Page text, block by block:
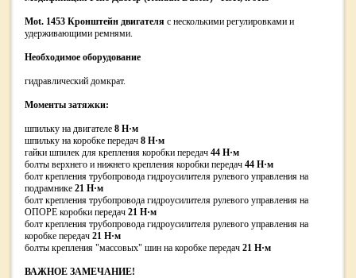
Mot. 1453 Кронштейн двигателя с несколькими регулировками и
удерживающими ремнями.
Необходимое оборудование
гидравлический домкрат.
Моменты затяжки:
шпильку на двигателе 8 Н·м
шпильку на коробке передач 8 Н·м
гайки шпилек для крепления коробки передач 44 Н·м
болты верхнего и нижнего крепления коробки передач 44 Н·м
болт крепления трубопровода гидроусилителя рулевого управления на
подрамнике 21 Н·м
болт крепления трубопровода гидроусилителя рулевого управления на
ОПОРЕ коробки передач 21 Н·м
болт крепления трубопровода гидроусилителя рулевого управления на
коробке передач 21 Н·м
болты крепления "массовых" шин на коробке передач 21 Н·м
ВАЖНОЕ ЗАМЕЧАНИЕ!